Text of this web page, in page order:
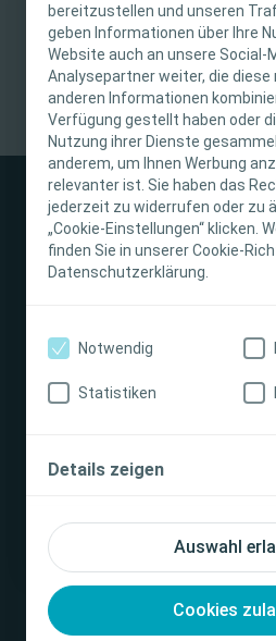
bereitzustellen und unseren
geben Informationen über Ihre
Website auch an unsere Social-
Analysepartner weiter, die
anderen Informationen
Verfügung gestellt haben oder
Nutzung ihrer Dienste
anderem, um Ihnen Werbung
relevanter ist. Sie haben das
jederzeit zu widerrufen oder zu
„Cookie-Einstellungen“ klicken.
finden Sie in unserer Cookie-
Datenschutzerklärung.
Auswahl
Cookies
Notwendig
Statistiken
Details zeigen
WICHTIGER
Diese Website richtet sich
Fachpersonal. Der Inhalt
fachliche Informations- und
bestimmt. Coloplast bietet
medizinischen Rat. Die
individuelle
medizinischen
Produktinformationen zu
Produkten, einschließlich
Vorsichtsmaßnahmen und
finden Sie in der
Produkts, die vor der
Ich bin eine
Darmmanagement
Blasenmanagement